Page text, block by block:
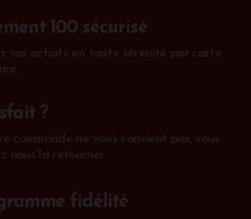
100 sécurisé
?
fidélité